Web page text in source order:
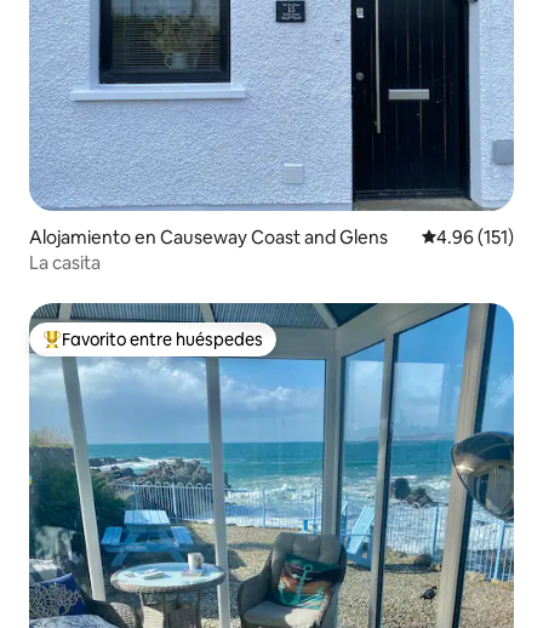
Alojamiento en Causeway Coast and Glens Calificación
4.96 (151)
La casita
Favorito entre huéspedes preferido
Favorito entre huéspedes